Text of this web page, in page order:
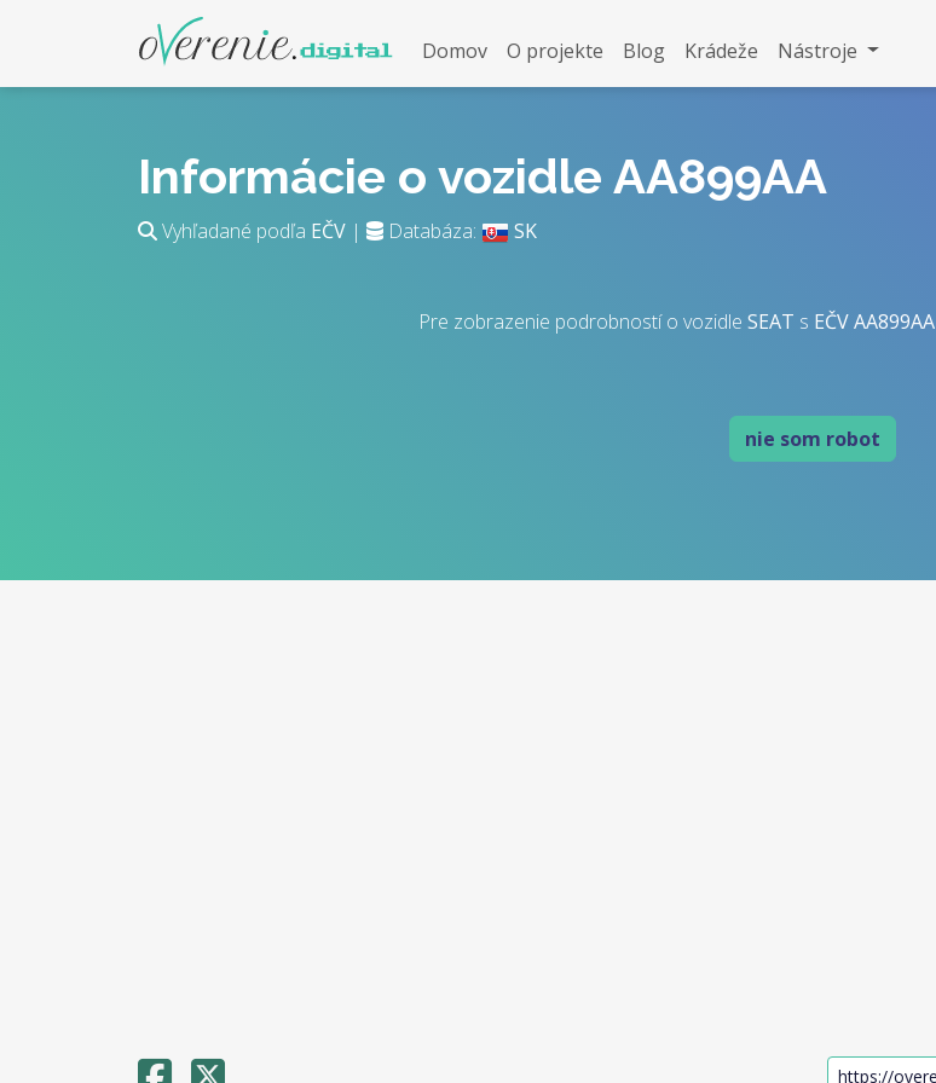
Domov O projekte Blog Krádeže Nástroje
Informácie o vozidle AA899AA
Vyhľadané podľa EČV | Databáza: SK
Pre zobrazenie podrobností o vozidle SEAT s EČVAA899AA
nie som robot